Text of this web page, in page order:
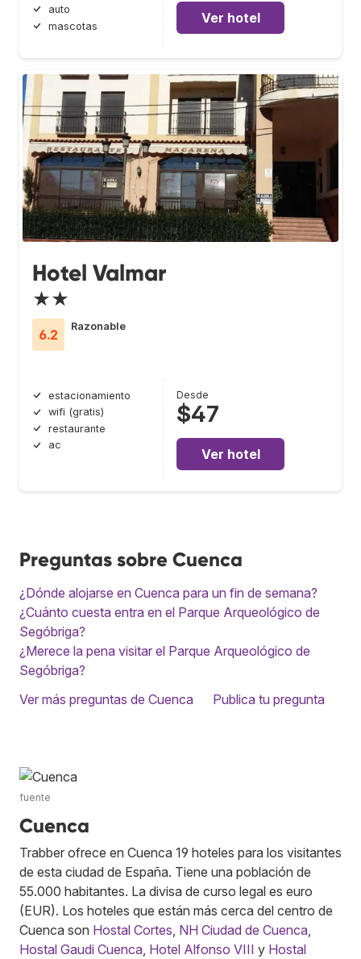
auto
mascotas
Ver hotel
Hotel Valmar
★★
6.2
Razonable
estacionamiento
wifi (gratis)
restaurante
ac
Desde
$47
Ver hotel
Preguntas sobre Cuenca
¿Dónde alojarse en Cuenca para un fin de semana?
¿Cuánto cuesta entra en el Parque Arqueológico de
Segóbriga?
¿Merece la pena visitar el Parque Arqueológico de
Segóbriga?
Ver más preguntas de Cuenca
Publica tu pregunta
fuente
Cuenca
Trabber ofrece en Cuenca 19 hoteles para los visitantes
de esta ciudad de España. Tiene una población de
55.000 habitantes. La divisa de curso legal es euro
(EUR). Los hoteles que están más cerca del centro de
Cuenca son Hostal Cortes NH Ciudad de Cuenca
Hostal Gaudi Cuenca Hotel Alfonso VIII y Hostal